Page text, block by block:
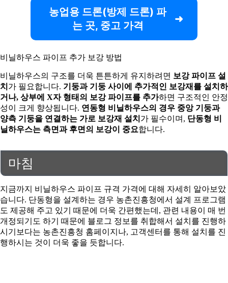
농업용 드론(방제 드론) 파
는 곳, 중고 가격
비닐하우스 파이프 추가 보강 방법
비닐하우스의 구조를 더욱 튼튼하게 유지하려면 보강 파이프 설
치 가 필요합니다. 기둥과 기둥 사이에 추가적인 보강재를 설치하
거나, 상부에 X자 형태의 보강 파이프를 추가하면 구조적인 안정
성이 크게 향상됩니다. 연동형 비닐하우스의 경우 중앙 기둥과
양측 기둥을 연결하는 가로 보강재 설치 가 필수이며, 단동형 비
닐하우스는 측면과 후면의 보강이 중요합니다.
마침
지금까지 비닐하우스 파이프 규격 가격에 대해 자세히 알아보았
습니다. 단동형을 설계하는 경우 농촌진흥청에서 설계 프로그램
도 제공해 주고 있기 때문에 더욱 간편했는데, 관련 내용이 매 번
개정되기도 하기 때문에 블로그 정보를 취합해서 설치를 진행하
시기보다는 농촌진흥청 홈페이지나, 고객센터를 통해 설치를 진
행하시는 것이 더욱 좋을 듯합니다.